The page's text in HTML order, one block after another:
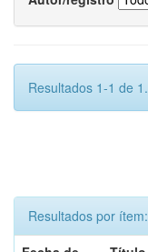
Resultados 1-1 de 1.
Resultados por ítem: